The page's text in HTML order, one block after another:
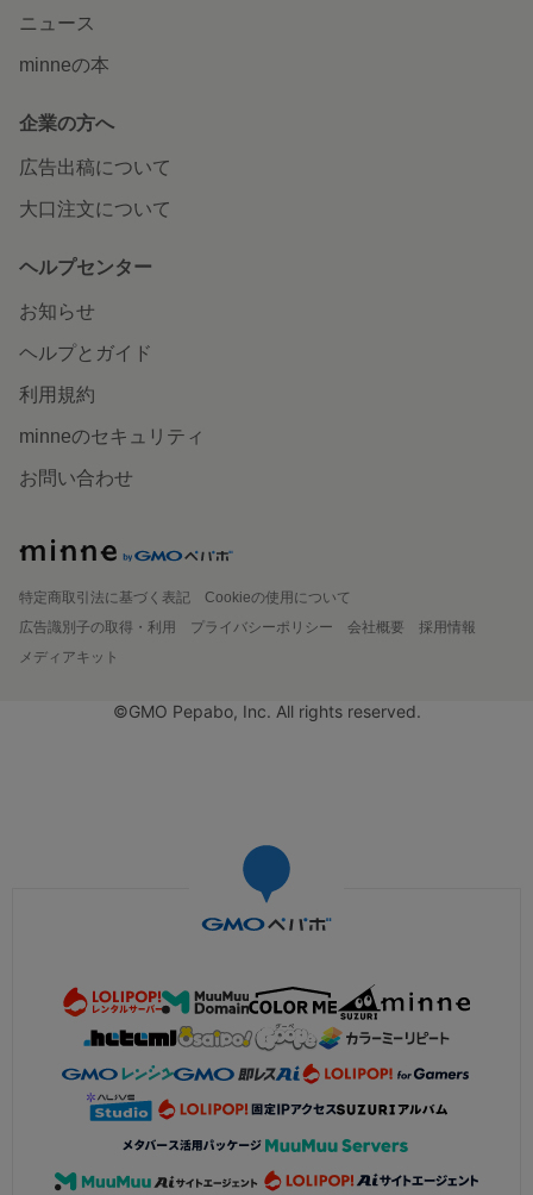
ニュース
minneの本
企業の方へ
広告出稿について
大口注文について
ヘルプセンター
お知らせ
ヘルプとガイド
利用規約
minneのセキュリティ
お問い合わせ
特定商取引法に基づく表記
Cookieの使用について
広告識別子の取得・利用
プライバシーポリシー 会社概要
採用情報
メディアキット
©GMO Pepabo, Inc. All rights reserved.